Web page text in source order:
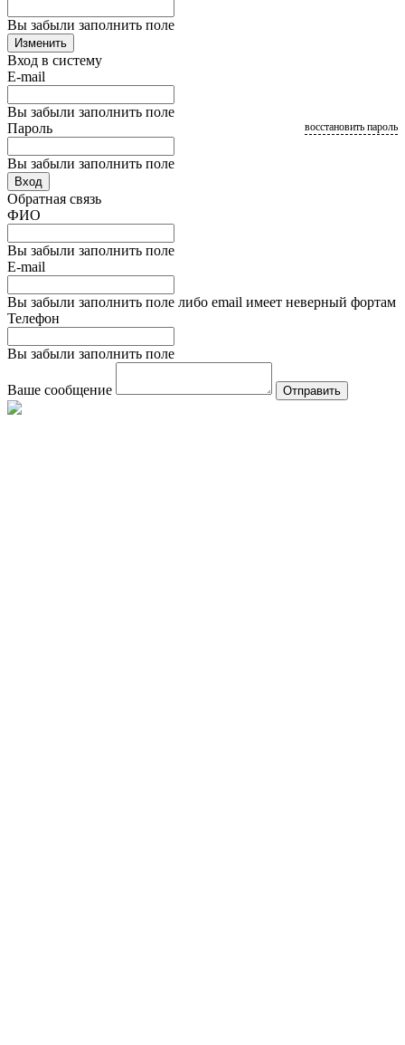
Вы забыли заполнить поле
Изменить
Вход в систему
E-mail
Вы забыли заполнить поле
Пароль
Вы забыли заполнить поле
восстановить пароль
Вход
Обратная связь
ФИО
Вы забыли заполнить поле
E-mail
Вы забыли заполнить поле либо email имеет неверный фортам
Телефон
Вы забыли заполнить поле
Ваше сообщение Отправить